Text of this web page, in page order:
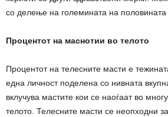
со делење на големината на половината
Процентот на маснотии во телото
Процентот на телесните масти е
една личност поделена со нивната
вклучува мастите кои се наоѓаат во
телото. Телесните масти се неопходни